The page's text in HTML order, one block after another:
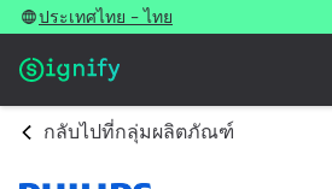
ประเทศไทย - ไทย
กลับไปที่กลุ่มผลิตภัณฑ์